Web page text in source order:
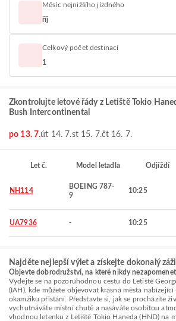
Měsíc nejnižšího jízdného
říj
Celkový počet destinací
1
Zkontrolujte letové řády z Letiště Tokio
Bush Intercontinental
po 13. 7.út 14. 7.st 15. 7.čt 16. 7.
Let č. Model letadla Odjíždí
NH114
BOEING 787-
9
10:25
UA7936 - 10:25
Najděte nejlepší výlet a získejte dokonalý
Objevte dobrodružství, na které nikdy
Vydejte se na pozoruhodnou cestu do Letiště
(IAH), kde můžete objevovat krásná města
okamžiku přistání. Představte si, jak se procházíte
vychutnáváte místní chutě a nasáváte osobitou
vhodnou letenku z Letiště Tokio Haneda (HND) na